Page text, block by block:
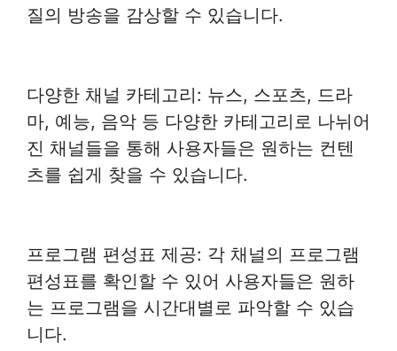
질의 방송을 감상할 수 있습니다.
다양한 채널 카테고리: 뉴스, 스포츠, 드라
마, 예능, 음악 등 다양한 카테고리로 나뉘어
진 채널들을 통해 사용자들은 원하는 컨텐
츠를 쉽게 찾을 수 있습니다.
프로그램 편성표 제공: 각 채널의 프로그램
편성표를 확인할 수 있어 사용자들은 원하
는 프로그램을 시간대별로 파악할 수 있습
니다.